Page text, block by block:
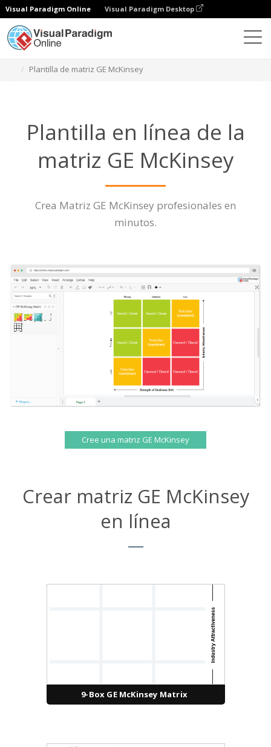
Visual Paradigm Online Visual Paradigm Desktop
Plantilla de matriz GE McKinsey
Plantilla en línea de la
matriz GE McKinsey
Crea Matriz GE McKinsey profesionales en
minutos.
Cree una matriz GE McKinsey
Crear matriz GE McKinsey
en línea
9-Box GE McKinsey Matrix